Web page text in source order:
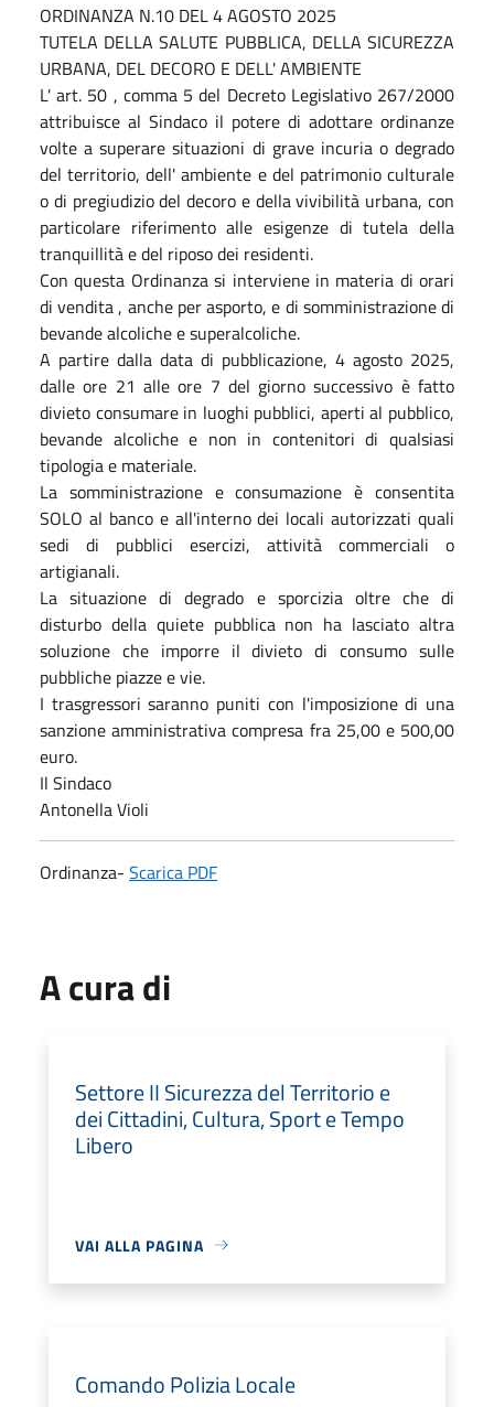
ORDINANZA N.10 DEL 4 AGOSTO 2025
TUTELA DELLA SALUTE PUBBLICA, DELLA SICUREZZA
URBANA, DEL DECORO E DELL' AMBIENTE
L' art. 50 , comma 5 del Decreto Legislativo 267/2000
attribuisce al Sindaco il potere di adottare ordinanze
volte a superare situazioni di grave incuria o degrado
del territorio, dell' ambiente e del patrimonio culturale
o di pregiudizio del decoro e della vivibilità urbana, con
particolare riferimento alle esigenze di tutela della
tranquillità e del riposo dei residenti.
Con questa Ordinanza si interviene in materia di orari
di vendita , anche per asporto, e di somministrazione di
bevande alcoliche e superalcoliche.
A partire dalla data di pubblicazione, 4 agosto 2025,
dalle ore 21 alle ore 7 del giorno successivo è fatto
divieto consumare in luoghi pubblici, aperti al pubblico,
bevande alcoliche e non in contenitori di qualsiasi
tipologia e materiale.
La somministrazione e consumazione è consentita
SOLO al banco e all'interno dei locali autorizzati quali
sedi di pubblici esercizi, attività commerciali o
artigianali.
La situazione di degrado e sporcizia oltre che di
disturbo della quiete pubblica non ha lasciato altra
soluzione che imporre il divieto di consumo sulle
pubbliche piazze e vie.
I trasgressori saranno puniti con l'imposizione di una
sanzione amministrativa compresa fra 25,00 e 500,00
euro.
Il Sindaco
Antonella Violi
Ordinanza- Scarica PDF
A cura di
Settore II Sicurezza del Territorio e
dei Cittadini, Cultura, Sport e Tempo
Libero
VAI ALLA PAGINA
Comando Polizia Locale